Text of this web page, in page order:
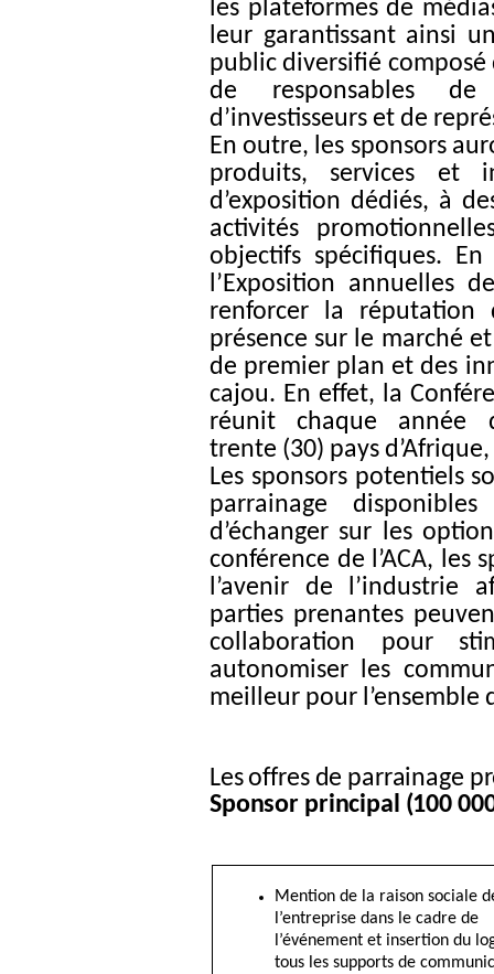
les plateformes de
leur garantissant ainsi
public diversifié
de responsables de
d’investisseurs et de
En outre, les sponsors
produits, services et
d’exposition dédiés, à
activités
objectifs spécifiques.
l’Exposition annuelles
renforcer la réputation
présence sur le marché
de premier plan et des
cajou. En effet, la
réunit chaque année
trente (30) pays d’Afrique,
Les sponsors potentiels
parrainage
d’échanger sur les
conférence de l’ACA,
l’avenir de l’industrie
parties prenantes
collaboration pour
autonomiser les
meilleur pour l’ensemble
Les offres de parrainage
Sponsor principal (100
Mention de la raison sociale
l’entreprise dans le cadre de
l’événement et insertion du
tous les supports de